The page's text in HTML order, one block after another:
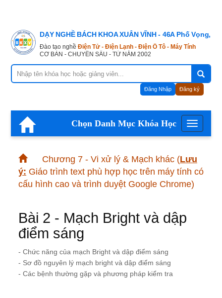
DẠY NGHỀ BÁCH KHOA XUÂN VĨNH - 46A Phố Vọng,
Đào tạo nghề Điện Tử - Điện Lạnh - Điện Ô Tô - Máy Tính
CƠ BẢN - CHUYÊN SÂU - TỪ NĂM 2002
Đăng Nhập Đăng ký
Menu
Chọn Danh Mục Khóa Học
Chương 7 - Vi xử lý & Mạch khác (Lưu
ý: Giáo trình text phù hợp học trên máy tính có
cấu hình cao và trình duyệt Google Chrome)
Bài 2 - Mạch Bright và dập
điểm sáng
- Chức năng của mạch Bright và dập điểm sáng
- Sơ đồ nguyên lý mạch bright và dập điểm sáng
- Các bệnh thường gặp và phương pháp kiểm tra